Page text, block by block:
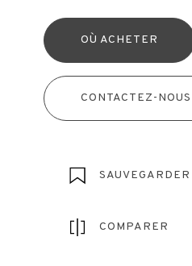
OÙ ACHETER
CONTACTEZ-NOUS
SAUVEGARDER
COMPARER